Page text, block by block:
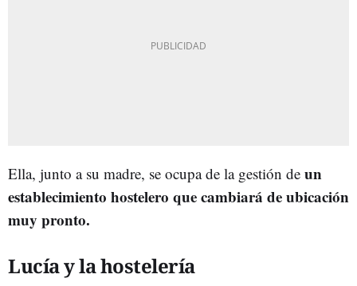
Ella, junto a su madre, se ocupa de la gestión de un
establecimiento hostelero que cambiará de ubicación
muy pronto.
Lucía y la hostelería